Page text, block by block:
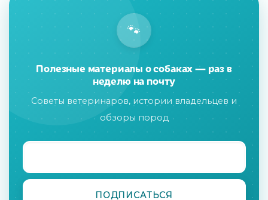
🐾
Полезные материалы о собаках — раз в
неделю на почту
Советы ветеринаров, истории владельцев и
обзоры пород